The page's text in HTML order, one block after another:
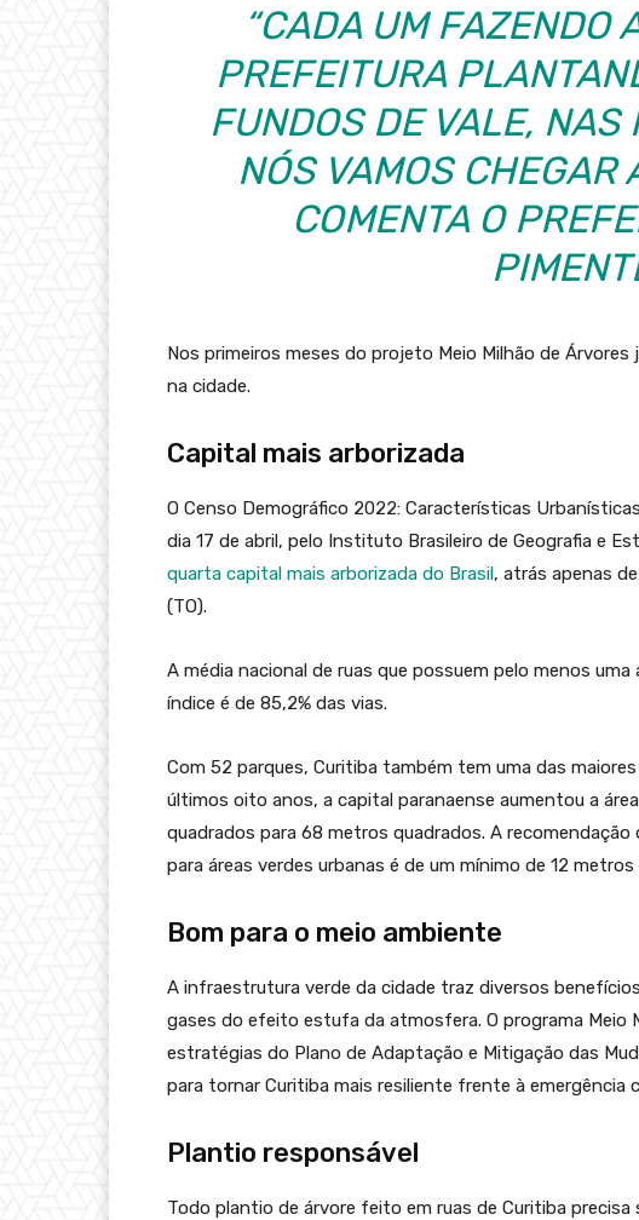
“CADA UM FAZENDO
PREFEITURA
FUNDOS DE VALE, NAS
NÓS VAMOS CHEGAR
COMENTA O
Nos primeiros meses do projeto Meio Milhão de
na cidade.
Capital mais arborizada
O Censo Demográfico 2022: Características
dia 17 de abril, pelo Instituto Brasileiro de Geografia e
quarta capital mais arborizada do Brasil, atrás apenas
(TO).
A média nacional de ruas que possuem pelo menos uma
índice é de 85,2% das vias.
Com 52 parques, Curitiba também tem uma das
últimos oito anos, a capital paranaense aumentou a
quadrados para 68 metros quadrados. A recomendação
para áreas verdes urbanas é de um mínimo de 12
Bom para o meio ambiente
A infraestrutura verde da cidade traz diversos
gases do efeito estufa da atmosfera. O programa Meio
estratégias do Plano de Adaptação e Mitigação das
para tornar Curitiba mais resiliente frente à emergência
Plantio responsável
Todo plantio de árvore feito em ruas de Curitiba precisa